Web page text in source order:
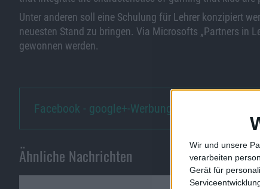
Wir und unsere
verarbeiten
Gerät für
Unter anderen soll eine Schulung für Lehrer konzipiert
neuesten Stand zu bringen. Via Microsofts „Partners in
gewonnen werden.
Facebook - google+-Werbung une…
Ähnliche Nachrichten